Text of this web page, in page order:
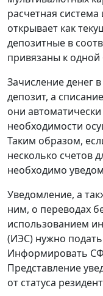
расчетная
открывает как
депозитные в
привязаны к одной
Зачисление денег
депозит, а
они
необходимости
Таким образом,
несколько счетов
необходимо
Уведомление, а
ним, о переводах
использованием
(ИЭС) нужно
Информировать
Представление
от статуса